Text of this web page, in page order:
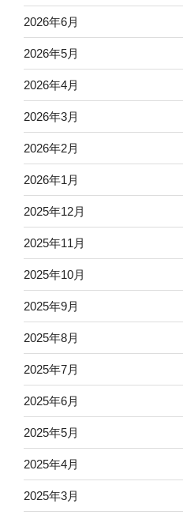
2026年6月
2026年5月
2026年4月
2026年3月
2026年2月
2026年1月
2025年12月
2025年11月
2025年10月
2025年9月
2025年8月
2025年7月
2025年6月
2025年5月
2025年4月
2025年3月